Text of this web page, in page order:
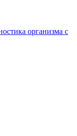
организма с